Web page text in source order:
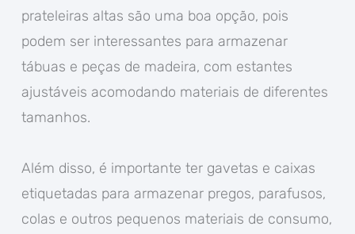
prateleiras altas são uma boa opção, pois
podem ser interessantes para armazenar
tábuas e peças de madeira, com estantes
ajustáveis acomodando materiais de diferentes
tamanhos.
Além disso, é importante ter gavetas e caixas
etiquetadas para armazenar pregos, parafusos,
colas e outros pequenos materiais de consumo,